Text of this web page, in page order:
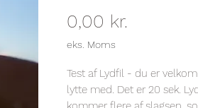
0,00 kr.
eks. Moms
Test af Lydfil - du er
lytte med. Det er 20 sek.